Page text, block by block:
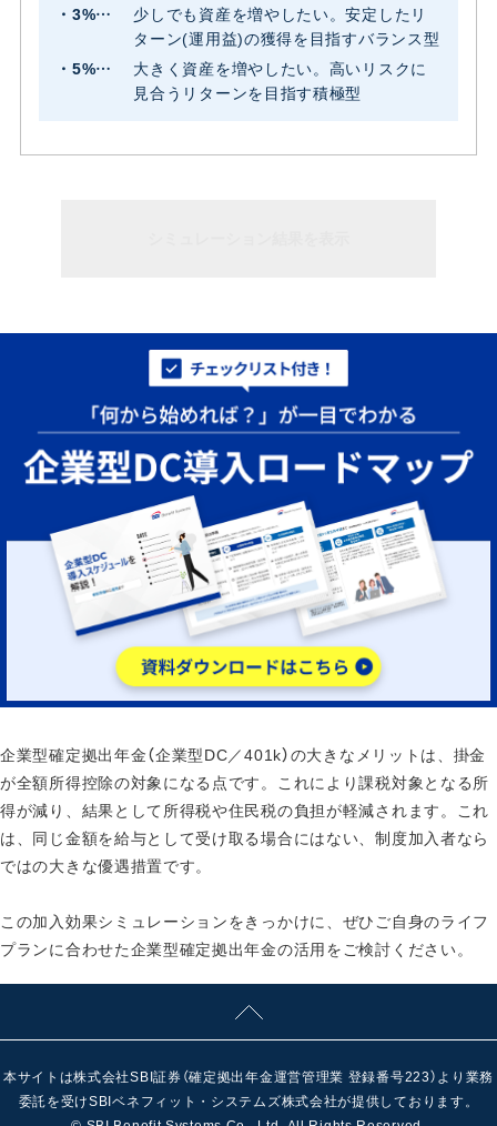
少しでも資産を増やしたい。安定したリ
ターン(運用益)の獲得を目指すバランス型
大きく資産を増やしたい。高いリスクに
見合うリターンを目指す積極型
企業型確定拠出年金（企業型DC／401k）の大きなメリットは、掛金
が全額所得控除の対象になる点です。これにより課税対象となる所
得が減り、結果として所得税や住民税の負担が軽減されます。これ
は、同じ金額を給与として受け取る場合にはない、制度加入者なら
ではの大きな優遇措置です。
この加入効果シミュレーションをきっかけに、ぜひご自身のライフ
プランに合わせた企業型確定拠出年金の活用をご検討ください。
本サイトは株式会社SBI証券（確定拠出年金運営管理業 登録番号223）より業務
委託を受けSBIベネフィット・システムズ株式会社が提供しております。